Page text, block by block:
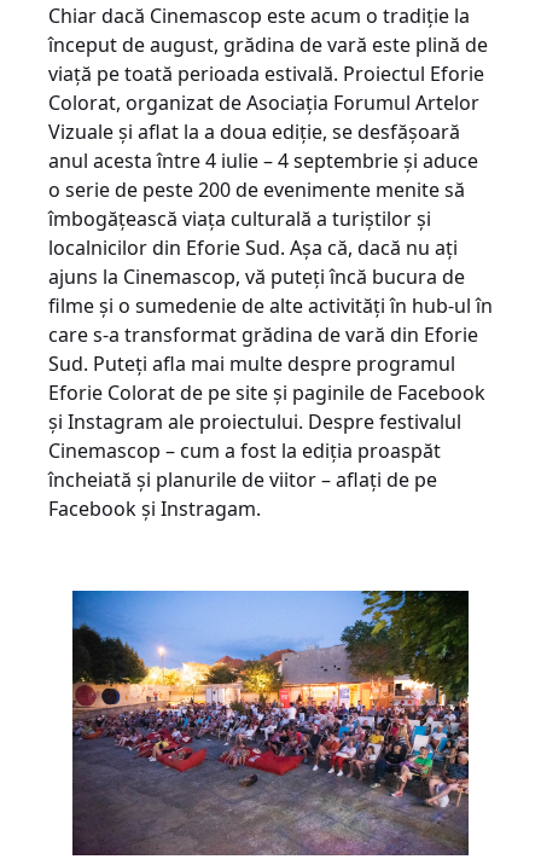
Chiar dacă Cinemascop este acum o tradiție la
început de august, grădina de vară este plină de
viață pe toată perioada estivală. Proiectul Eforie
Colorat, organizat de Asociația Forumul Artelor
Vizuale și aflat la a doua ediție, se desfășoară
anul acesta între 4 iulie – 4 septembrie și aduce
o serie de peste 200 de evenimente menite să
îmbogățească viața culturală a turiștilor și
localnicilor din Eforie Sud. Așa că, dacă nu ați
ajuns la Cinemascop, vă puteți încă bucura de
filme și o sumedenie de alte activități în hub-ul în
care s-a transformat grădina de vară din Eforie
Sud. Puteți afla mai multe despre programul
Eforie Colorat de pe site și paginile de Facebook
și Instagram ale proiectului. Despre festivalul
Cinemascop – cum a fost la ediția proaspăt
încheiată și planurile de viitor – aflați de pe
Facebook și Instragam.